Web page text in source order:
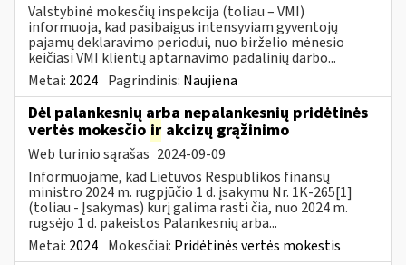
Valstybinė mokesčių inspekcija (toliau – VMI)
informuoja, kad pasibaigus intensyviam gyventojų
pajamų deklaravimo periodui, nuo birželio mėnesio
keičiasi VMI klientų aptarnavimo padalinių darbo...
Metai: 2024 Pagrindinis: Naujiena
Dėl palankesnių arba nepalankesnių pridėtinės
vertės mokesčio ir akcizų grąžinimo
Web turinio sąrašas 2024-09-09
Informuojame, kad Lietuvos Respublikos finansų
ministro 2024 m. rugpjūčio 1 d. įsakymu Nr. 1K-265[1]
(toliau - Įsakymas) kurį galima rasti čia, nuo 2024 m.
rugsėjo 1 d. pakeistos Palankesnių arba...
Metai: 2024 Mokesčiai: Pridėtinės vertės mokestis